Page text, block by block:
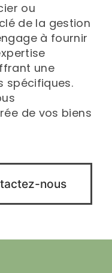
ou
de la gestion
à fournir
une
spécifiques.
de vos biens
nous